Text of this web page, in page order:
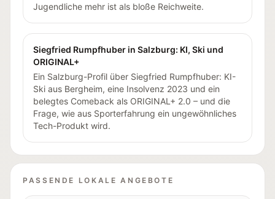
Jugendliche mehr ist als bloße Reichweite.
Siegfried Rumpfhuber in Salzburg: KI, Ski und
ORIGINAL+
Ein Salzburg-Profil über Siegfried Rumpfhuber: KI-
Ski aus Bergheim, eine Insolvenz 2023 und ein
belegtes Comeback als ORIGINAL+ 2.0 – und die
Frage, wie aus Sporterfahrung ein ungewöhnliches
Tech-Produkt wird.
PASSENDE LOKALE ANGEBOTE